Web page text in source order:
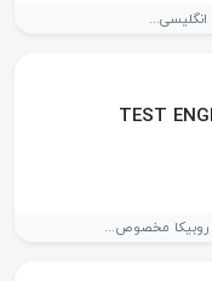
روبیکا مخصوص...